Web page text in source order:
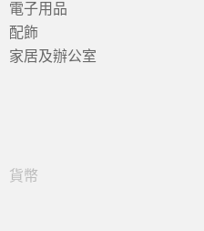
電子用品
配飾
家居及辦公室
貨幣